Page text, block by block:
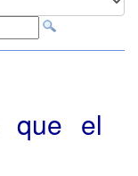
que el